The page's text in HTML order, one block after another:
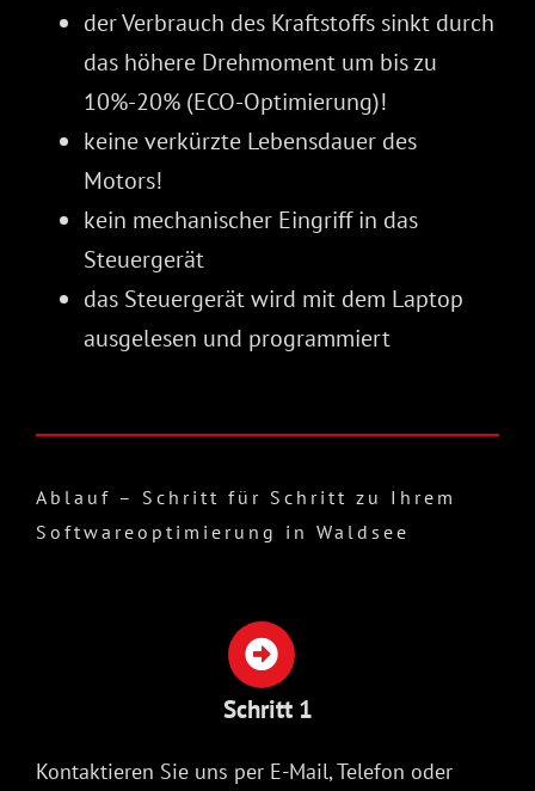
der Verbrauch des Kraftstoffs sinkt durch
das höhere Drehmoment um bis zu
10%-20% (ECO-Optimierung)!
keine verkürzte Lebensdauer des
Motors!
kein mechanischer Eingriff in das
Steuergerät
das Steuergerät wird mit dem Laptop
ausgelesen und programmiert
Ablauf – Schritt für Schritt zu Ihrem
Softwareoptimierung in Waldsee
Schritt 1
Kontaktieren Sie uns per E-Mail, Telefon oder